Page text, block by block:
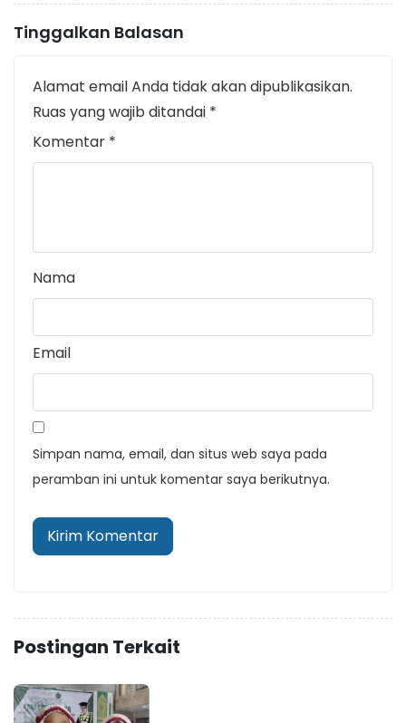
Tinggalkan Balasan
Alamat email Anda tidak akan dipublikasikan.
Ruas yang wajib ditandai *
Komentar *
Nama
Email
Simpan nama, email, dan situs web saya pada
peramban ini untuk komentar saya berikutnya.
Postingan Terkait